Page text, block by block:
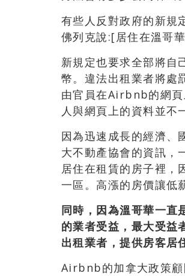
有些人反對政府的新規
佛列克說:[居住在溫哥
新規定也要求全部將自
幣。違法出租業者將處
由官員在Airbnb的網頁
人與網頁上的資料並不
因為迅速成長的經濟、
大不動產協會的資訊，
居住在租賃的房子裡，
一區。高漲的房價讓低
同時，因為溫哥華一直
的業者受益，最大受
出租業者，提供房客居
Airbnb的加拿大政策顧